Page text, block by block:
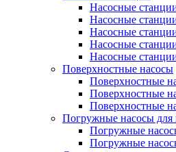
Насосные
Насосные
Насосные
Насосные
Насосные
Поверхностные насосы
Поверхностные
Поверхностные
Поверхностные
Погружные насосы для
Погружные
Погружные